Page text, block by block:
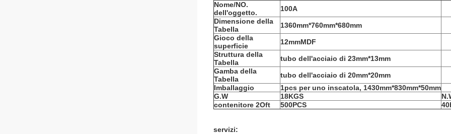
Nome/NO.
dell'oggetto.
100A
Dimensione della
Tabella
1360mm*760mm*680mm
Gioco della
superficie
12mmMDF
Struttura della
Tabella
tubo dell'acciaio di 23mm*13mm
Gamba della
Tabella
tubo dell'acciaio di 20mm*20mm
Imballaggio
1pcs per uno inscatola, 1430mm*830mm*50mm
G.W
18KGS
contenitore 2Oft
500PCS
servizi: